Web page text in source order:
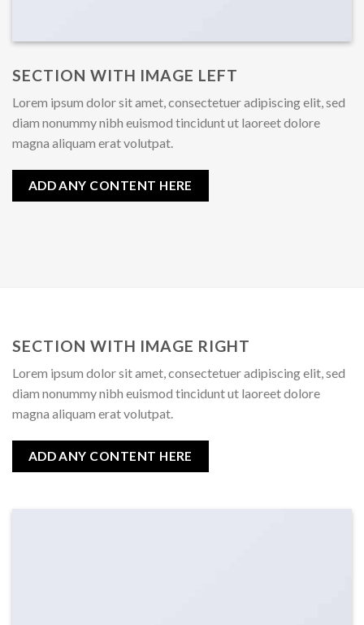
SECTION WITH IMAGE LEFT
Lorem ipsum dolor sit amet, consectetuer adipiscing elit, sed
diam nonummy nibh euismod tincidunt ut laoreet dolore
magna aliquam erat volutpat.
ADD ANY CONTENT HERE
SECTION WITH IMAGE RIGHT
Lorem ipsum dolor sit amet, consectetuer adipiscing elit, sed
diam nonummy nibh euismod tincidunt ut laoreet dolore
magna aliquam erat volutpat.
ADD ANY CONTENT HERE